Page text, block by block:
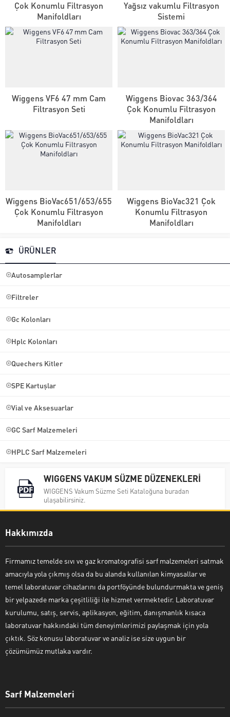
Çok Konumlu Filtrasyon
Manifoldları
Yağsız vakumlu Filtrasyon
Sistemi
Wiggens VF6 47 mm Cam
Filtrasyon Seti
Wiggens Biovac 363/364
Çok Konumlu Filtrasyon
Manifoldları
Wiggens BioVac651/653/655
Çok Konumlu Filtrasyon
Manifoldları
Wiggens BioVac321 Çok
Konumlu Filtrasyon
Manifoldları
ÜRÜNLER
Autosamplerlar
Filtreler
Gc Kolonları
Hplc Kolonları
Quechers Kitler
SPE Kartuşlar
Vial ve Aksesuarlar
GC Sarf Malzemeleri
HPLC Sarf Malzemeleri
WIGGENS VAKUM SÜZME DÜZENEKLERİ
WIGGENS Vakum Süzme Seti Kataloğuna buradan
ulaşabilirsiniz.
Hakkımızda
Firmamız temelde sıvı ve gaz kromatografisi sarf malzemeleri satmak
amacıyla yola çıkmış olsa da bu alanda kullanılan kimyasallar ve
temel laboratuvar cihazlarını da portföyünde bulundurmakta ve geniş
bir yelpazede marka çeşitliliği ile hizmet vermektedir. Laboratuvar
kurulumu, satış, servis, aplikasyon, eğitim, danışmanlık kısaca
laboratuvar hakkındaki tüm deneyimlerimizi paylaşmak için yola
çıktık. Söz konusu laboratuvar ve analiz ise size uygun bir
çözümümüz mutlaka vardır.
Sarf Malzemeleri